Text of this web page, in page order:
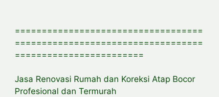
===================================
===================================
========================
Jasa Renovasi Rumah dan Koreksi Atap Bocor
Profesional dan Termurah